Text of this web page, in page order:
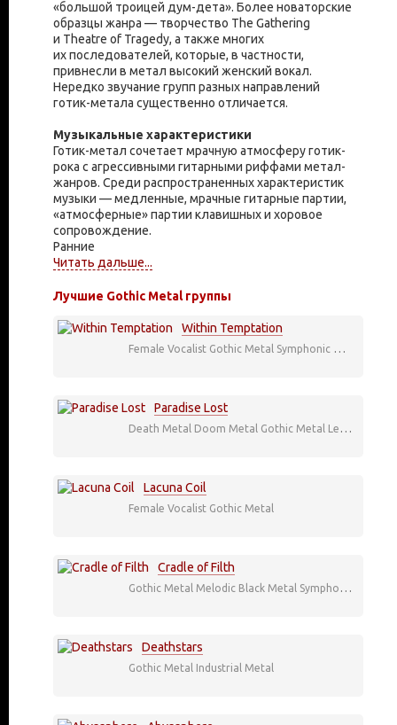
«большой троицей дум-дета». Более новаторские
образцы жанра — творчество The Gathering
и Theatre of Tragedy, а также многих
их последователей, которые, в частности,
привнесли в метал высокий женский вокал.
Нередко звучание групп разных направлений
готик-метала существенно отличается.
Музыкальные характеристики
Готик-метал сочетает мрачную атмосферу готик-
рока с агрессивными гитарными риффами метал-
жанров. Среди распространенных характеристик
музыки — медленные, мрачные гитарные партии,
«атмосферные» партии клавишных и хоровое
сопровождение.
Ранние
Читать дальше...
Лучшие Gothic Metal группы
Within Temptation
Female Vocalist Gothic Metal Symphonic Metal
Paradise Lost
Death Metal Doom Metal Gothic Metal Legend
Lacuna Coil
Female Vocalist Gothic Metal
Cradle of Filth
Gothic Metal Melodic Black Metal Symphonic Metal
Deathstars
Gothic Metal Industrial Metal